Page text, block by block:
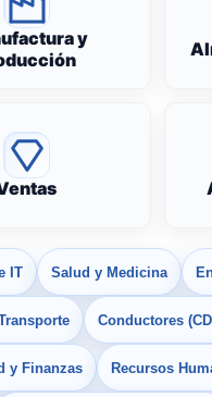
y
IT Salud y Medicina
Conductores
y Finanzas Recursos